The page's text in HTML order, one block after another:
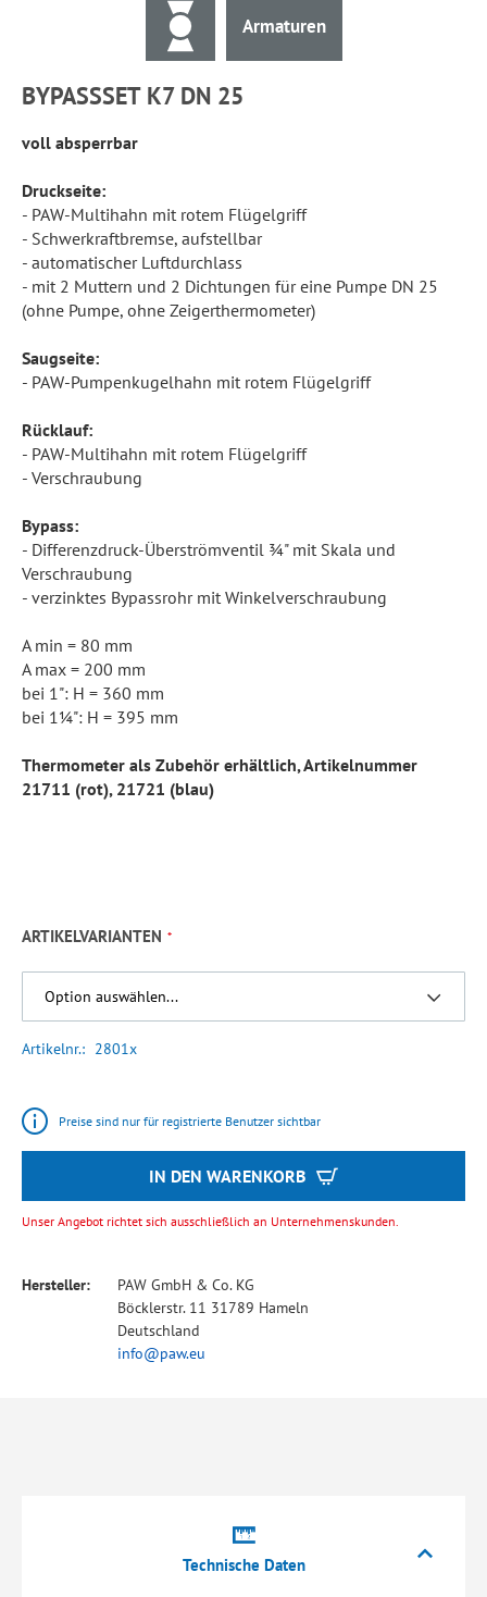
Armaturen
BYPASSSET K7 DN 25
voll absperrbar
Druckseite:
- PAW-Multihahn mit rotem Flügelgriff
- Schwerkraftbremse, aufstellbar
- automatischer Luftdurchlass
- mit 2 Muttern und 2 Dichtungen für eine Pumpe DN 25
(ohne Pumpe, ohne Zeigerthermometer)
Saugseite:
- PAW-Pumpenkugelhahn mit rotem Flügelgriff
Rücklauf:
- PAW-Multihahn mit rotem Flügelgriff
- Verschraubung
Bypass:
- Differenzdruck-Überströmventil ¾" mit Skala und
Verschraubung
- verzinktes Bypassrohr mit Winkelverschraubung
A min = 80 mm
A max = 200 mm
bei 1": H = 360 mm
bei 1¼": H = 395 mm
Thermometer als Zubehör erhältlich, Artikelnummer
21711 (rot), 21721 (blau)
ARTIKELVARIANTEN
Artikelnr. 2801x
Preise sind nur für registrierte Benutzer sichtbar
IN DEN WARENKORB
Unser Angebot richtet sich ausschließlich an Unternehmenskunden.
Hersteller:
PAW GmbH & Co. KG
Böcklerstr. 11 31789 Hameln
Deutschland
info@paw.eu
Technische Daten